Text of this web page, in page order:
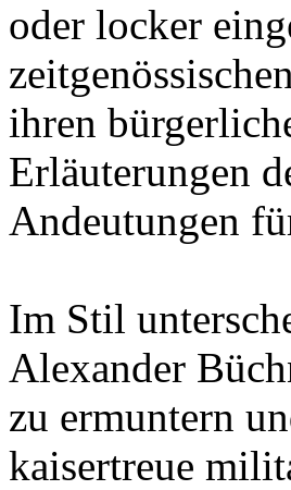
oder locker
ihren
Erläuterungen
Andeutungen
Im Stil
Alexander
zu ermuntern
kaisertreue